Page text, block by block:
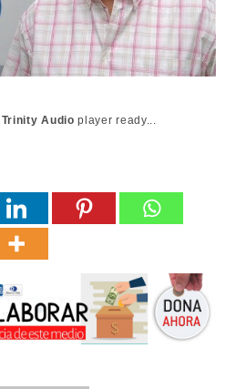
Trinity Audio player ready...